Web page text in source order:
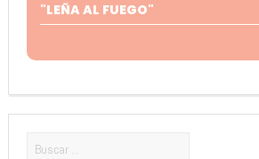
"LEÑA AL FUEGO"